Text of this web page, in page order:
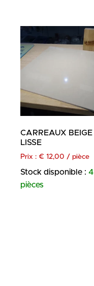
CARREAUX BEIGE
LISSE
Prix : € 12,00 / pièce
Stock disponible : 4
pièces